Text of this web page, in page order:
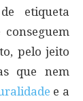
etiqueta
conseguem
pelo jeito
que nem
e a